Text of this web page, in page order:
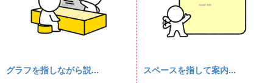
グラフを指しながら説... スペースを指して案内...